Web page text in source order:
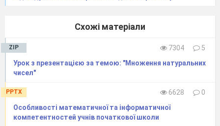
-Виконайте самоперевірку - Стежина
привела нас до школи №23.
Наша школа заснована в 1986 році.У цьому
році ми святкуємо 30 років. У щколі
навчається 1259 учнів, з них 550 – учні
початкової школи.Діє 52 навчальних кабінети.
Схожі матеріали
ZIP 7304
5
Урок з презентацією за темою: "Множення натуральних
чисел"
PPTX 6628
0
Особливості математичної та інформатичної
компетентностей учнів початкової школи